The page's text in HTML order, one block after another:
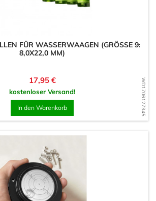
WD1706127345
FÜR WASSERWAAGEN (GRÖSSE 9: 8
,0X22,0 MM)
Preis
17,95 €
kostenloser Versand!
In den Warenkorb